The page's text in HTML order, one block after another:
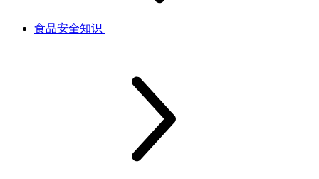
食品安全知识